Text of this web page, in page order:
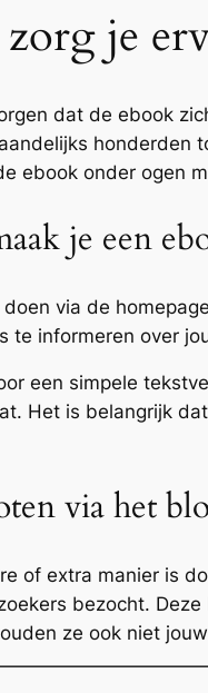
je
dat de ebook
honderden
ebook onder ogen
je een
doen via de
te informeren over
een simpele
Het is belangrijk
via het
of extra manier is
bezocht.
ze ook niet